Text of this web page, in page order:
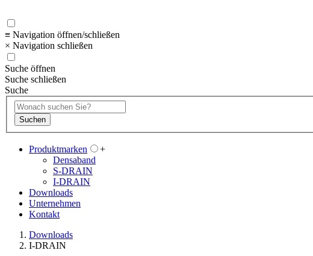
≡ Navigation öffnen/schließen
× Navigation schließen
Suche öffnen
Suche schließen
Suche
Suchen
Produktmarken
+
Densaband
S-DRAIN
I-DRAIN
Downloads
Unternehmen
Kontakt
Downloads
I-DRAIN